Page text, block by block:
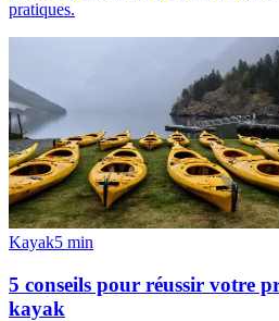
pratiques.
Kayak5 min
5 conseils pour réussir votre
kayak